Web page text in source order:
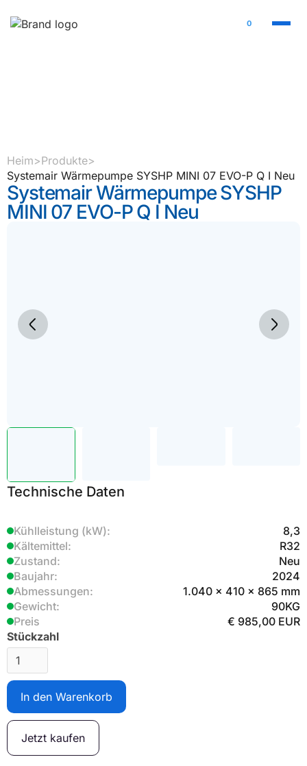
0
Heim>Produkte>
Systemair Wärmepumpe SYSHP MINI 07 EVO-P Q I Neu
Systemair Wärmepumpe SYSHP
MINI 07 EVO-P Q I Neu
Technische Daten
Kühlleistung (kW):
8,3
Kältemittel:
R32
Zustand:
Neu
Baujahr:
2024
Abmessungen:
1.040 x 410 x 865 mm
Gewicht:
90KG
Preis
€ 985,00 EUR
Stückzahl
Jetzt kaufen